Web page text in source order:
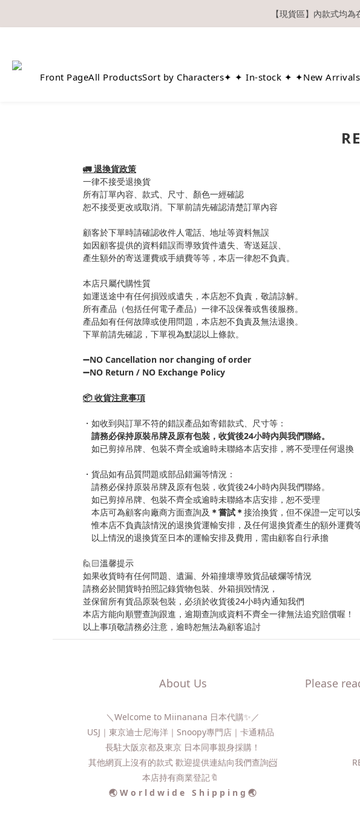
【現貨區】內款式均
【現貨區】內款式均
如欲享用會員優惠，註冊後請務必確認在『已登入
Front PageAll ProductsSort by Characters✦ ✦ In-stock ✦ ✦New Arrivals
🚛 退換貨政策
一律不接受退換貨
所有訂單內容、款式、尺寸、顏色一經確認
恕不接受更改或取消。下單前請先確認清楚訂單內容
顧客於下單時請確認收件人電話、地址等資料無誤
如因顧客提供的資料錯誤而導致貨件遺失、寄送延誤、
產生額外的寄送運費或手續費等等，本店一律恕不負責。
本店只屬代購性質
如運送途中有任何損毀或遺失，本店恕不負責，敬請諒解。
所有產品（包括任何電子產品）一律不設保養或售後服務。
產品如有任何故障或使用問題，本店恕不負責及無法退換。
下單前請先確認，下單視為默認以上條款。
➖NO Cancellation nor changing of order
➖NO Return / NO Exchange Policy
📦 收貨注意事項
・如收到與訂單不符的錯誤產品如寄錯款式、尺寸等：
請務必保持原裝吊牌及原有包裝，收貨後24小時內與我們聯絡。
如已剪掉吊牌、包裝不齊全或逾時未聯絡本店安排，將不受理任何退換
・貨品如有品質問題或部品錯漏等情況：
請務必保持原裝吊牌及原有包裝，收貨後24小時內與我們聯絡。
如已剪掉吊牌、包裝不齊全或逾時未聯絡本店安排，恕不受理
本店可為顧客向廠商方面查詢及 ＊嘗試＊接洽換貨，但不保證一定可以
惟本店不負責該情況的退換貨運輸安排，及任何退換貨產生的額外運費
以上情況的退換貨至日本的運輸安排及費用，需由顧客自行承擔
🙋🏻溫馨提示
如果收貨時有任何問題、遺漏、外箱撞壞導致貨品破爛等情況
請務必於開貨時拍照記錄貨物包裝、外箱損毀情況，
並保留所有貨品原裝包裝，必須於收貨後24小時內通知我們
本店方能向順豐查詢跟進，逾期查詢或資料不齊全一律無法追究賠償喔！
以上事項敬請務必注意，逾時恕無法為顧客追討
About Us
＼Welcome to Miinanana 日本代購✨／
USJ｜東京迪士尼海洋｜Snoopy專門店｜卡通精品
長駐大阪京都及東京 日本同事親身採購！
其他網頁上沒有的款式 歡迎提供連結向我們查詢📨​
本店持有商業登記🔖
🌏 W o r l d w i d e S h i p p i n g 🌏
Please